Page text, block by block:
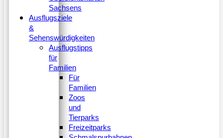
Sachsens
Ausflugsziele
&
Sehenswürdigkeiten
Ausflugstipps
für
Familien
Für
Familien
Zoos
und
Tierparks
Freizeitparks